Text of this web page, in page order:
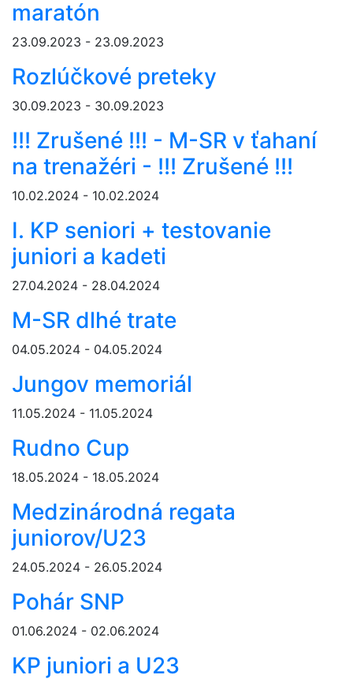
maratón
23.09.2023 - 23.09.2023
Rozlúčkové preteky
30.09.2023 - 30.09.2023
!!! Zrušené !!! - M-SR v ťahaní
na trenažéri - !!! Zrušené !!!
10.02.2024 - 10.02.2024
I. KP seniori + testovanie
juniori a kadeti
27.04.2024 - 28.04.2024
M-SR dlhé trate
04.05.2024 - 04.05.2024
Jungov memoriál
11.05.2024 - 11.05.2024
Rudno Cup
18.05.2024 - 18.05.2024
Medzinárodná regata
juniorov/U23
24.05.2024 - 26.05.2024
Pohár SNP
01.06.2024 - 02.06.2024
KP juniori a U23